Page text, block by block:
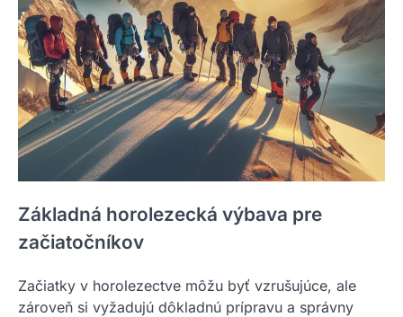
Základná horolezecká výbava pre
začiatočníkov
Začiatky v horolezectve môžu byť vzrušujúce, ale
zároveň si vyžadujú dôkladnú prípravu a správny